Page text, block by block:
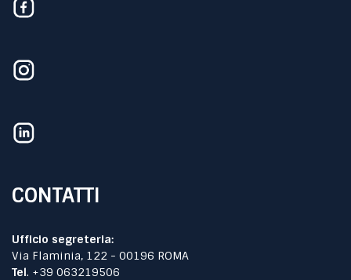
CONTATTI
Ufficio segreteria:
Via Flaminia, 122 - 00196 ROMA
Tel. +39 063219506